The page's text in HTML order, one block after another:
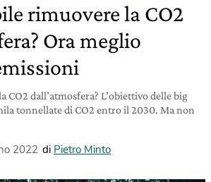
rimuovere la CO2
Ora meglio
CO2 dall’atmosfera? L’obiettivo delle big
tonnellate di CO2 entro il 2030. Ma non
2022 di Pietro Minto